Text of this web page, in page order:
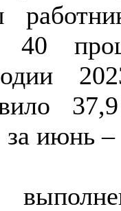
40
за июнь